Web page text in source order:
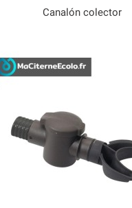
Canalón colector